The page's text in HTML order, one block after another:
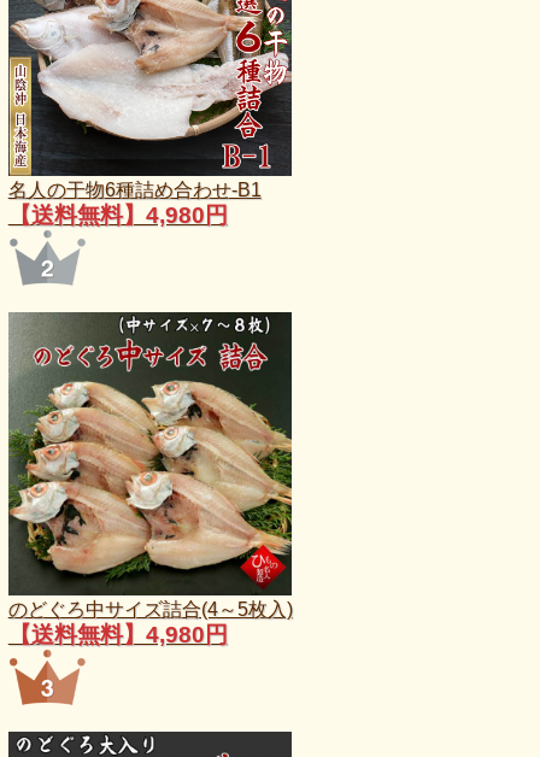
名人の干物6種詰め合わせ-B1
【送料無料】4,980円
のどぐろ中サイズ詰合(4～5枚入)
【送料無料】4,980円